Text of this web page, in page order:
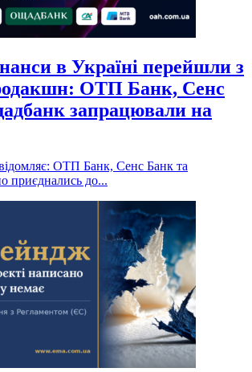
в Україні перейшли з
ОТП Банк, Сенс
запрацювали на
ОТП Банк, Сенс Банк та
приєднались до...